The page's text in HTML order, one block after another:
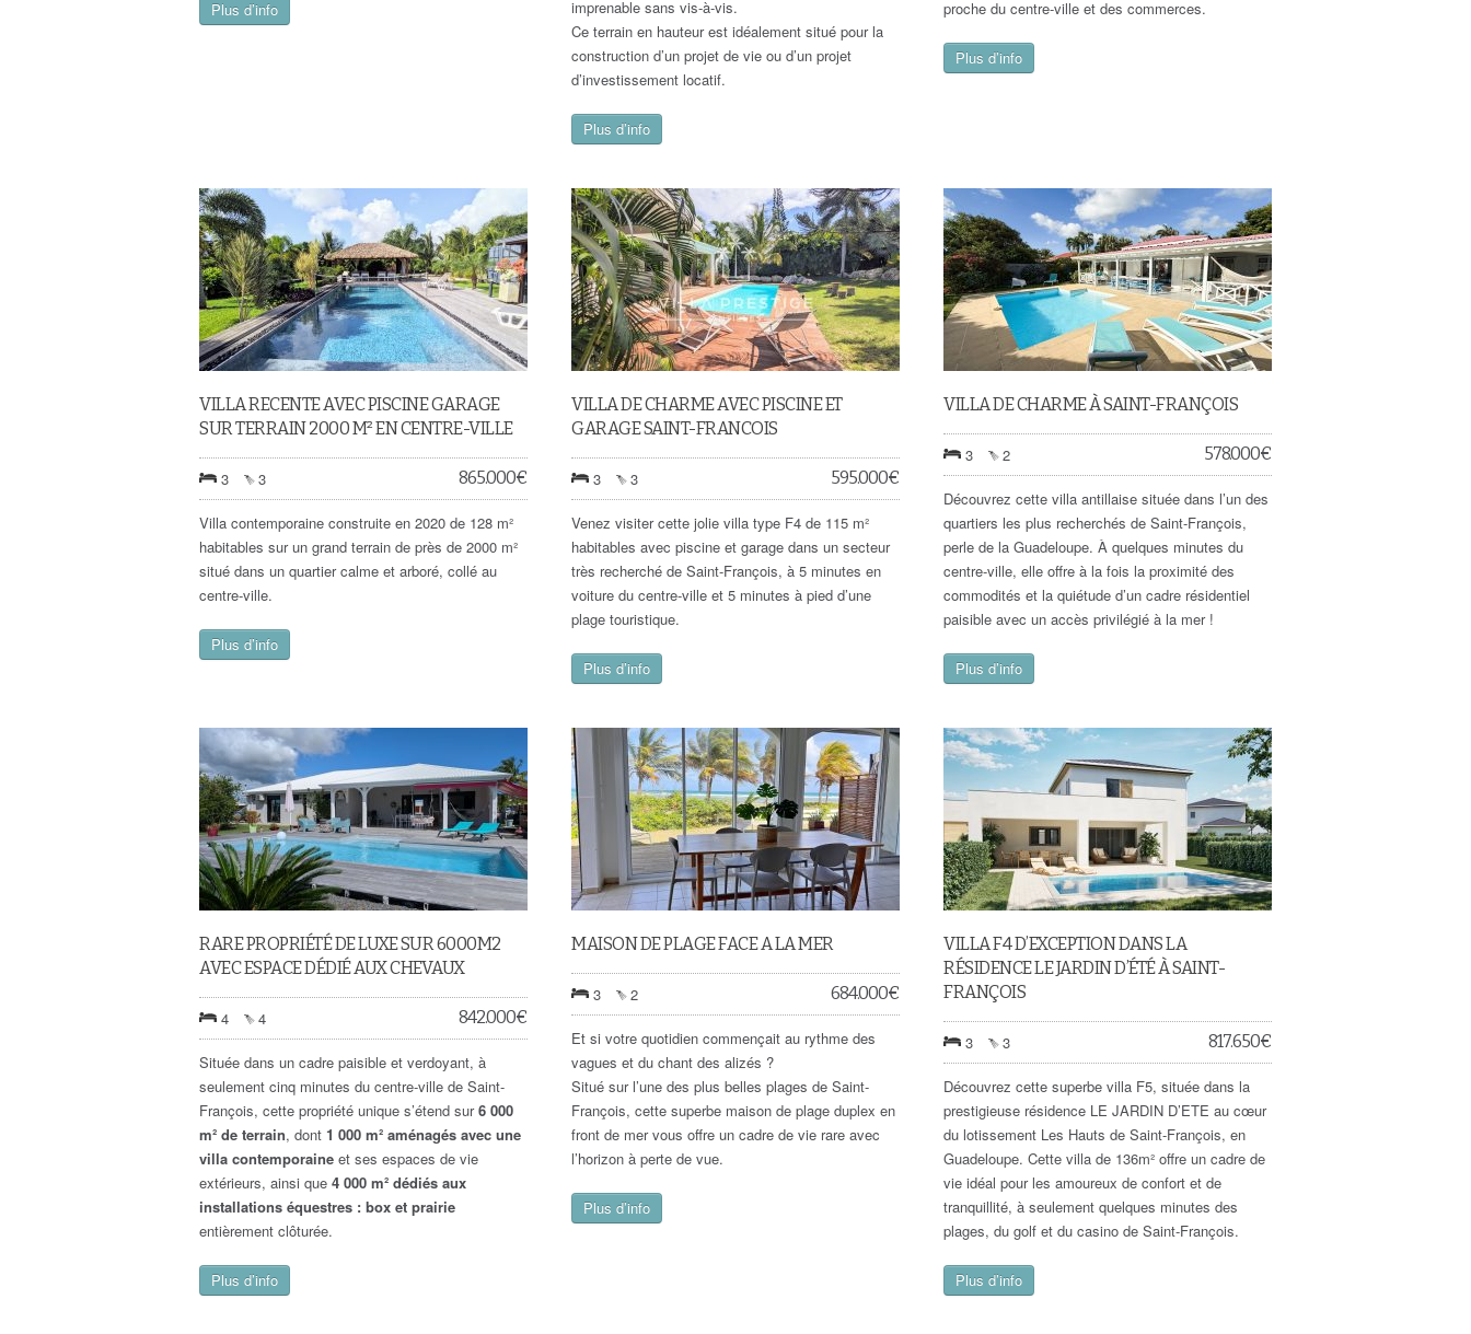
Plus d’info
imprenable sans vis-à-vis.
Ce terrain en hauteur est idéalement situé pour la
construction d’un projet de vie ou d’un projet
d’investissement locatif.
Plus d’info
proche du centre-ville et des commerces.
Plus d’info
VILLA RECENTE AVEC PISCINE GARAGE
SUR TERRAIN 2000 M² EN CENTRE-VILLE
3 3 865.000€
Villa contemporaine construite en 2020 de 128 m²
habitables sur un grand terrain de près de 2000 m²
situé dans un quartier calme et arboré, collé au
centre-ville.
Plus d’info
VILLA DE CHARME AVEC PISCINE ET
GARAGE SAINT-FRANCOIS
3 3 595.000€
Venez visiter cette jolie villa type F4 de 115 m²
habitables avec piscine et garage dans un secteur
très recherché de Saint-François, à 5 minutes en
voiture du centre-ville et 5 minutes à pied d’une
plage touristique.
Plus d’info
VILLA DE CHARME À SAINT-FRANÇOIS
3 2 578.000€
Découvrez cette villa antillaise située dans l’un des
quartiers les plus recherchés de Saint-François,
perle de la Guadeloupe. À quelques minutes du
centre-ville, elle offre à la fois la proximité des
commodités et la quiétude d’un cadre résidentiel
paisible avec un accès privilégié à la mer !
Plus d’info
RARE PROPRIÉTÉ DE LUXE SUR 6000M2
AVEC ESPACE DÉDIÉ AUX CHEVAUX
4 4 842.000€
Située dans un cadre paisible et verdoyant, à
seulement cinq minutes du centre-ville de Saint-
François, cette propriété unique s’étend sur6 000
m² de terrain, dont 1 000 m² aménagés avec une
villa contemporaine et ses espaces de vie
extérieurs, ainsi que 4 000 m² dédiés aux
installations équestres : box et prairie
entièrement clôturée.
Plus d’info
MAISON DE PLAGE FACE A LA MER
3 2 684.000€
Et si votre quotidien commençait au rythme des
vagues et du chant des alizés ?
Situé sur l’une des plus belles plages de Saint-
François, cette superbe maison de plage duplex en
front de mer vous offre un cadre de vie rare avec
l’horizon à perte de vue.
Plus d’info
VILLA F4 D’EXCEPTION DANS LA
RÉSIDENCE LE JARDIN D’ÉTÉ À SAINT-
FRANÇOIS
3 3 817.650€
Découvrez cette superbe villa F5, située dans la
prestigieuse résidence LE JARDIN D’ETE au cœur
du lotissement Les Hauts de Saint-François, en
Guadeloupe. Cette villa de 136m² offre un cadre de
vie idéal pour les amoureux de confort et de
tranquillité, à seulement quelques minutes des
plages, du golf et du casino de Saint-François.
Plus d’info